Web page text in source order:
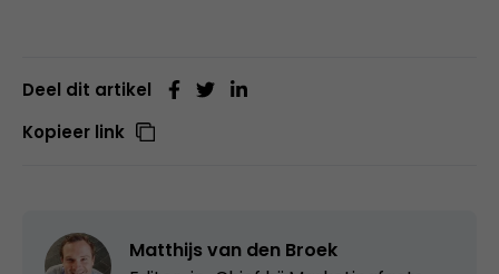
Deel dit artikel
Kopieer link
Matthijs van den Broek